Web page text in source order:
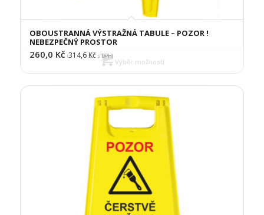
OBOUSTRANNÁ VÝSTRAŽNÁ TABULE – POZOR !
NEBEZPEČNÝ PROSTOR
260,0 Kč (314,6Kčs DPH)
Výběr možností